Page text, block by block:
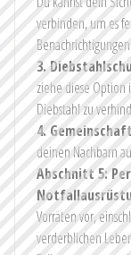
verbinden, um es
3.
ziehe diese
Diebstahl zu
4.
deinen Nachbarn
Abschnitt 5:
Vorräten vor,
verderblichen